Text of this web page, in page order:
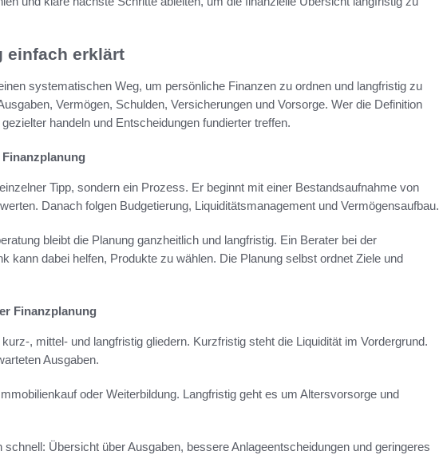
einfach erklärt
systematischen Weg, um persönliche Finanzen zu ordnen und langfristig zu
Vermögen, Schulden, Versicherungen und Vorsorge. Wer die Definition
handeln und Entscheidungen fundierter treffen.
Tipp, sondern ein Prozess. Er beginnt mit einer Bestandsaufnahme von
Danach folgen Budgetierung, Liquiditätsmanagement und Vermögensaufbau.
bleibt die Planung ganzheitlich und langfristig. Ein Berater bei der
kann dabei helfen, Produkte zu wählen. Die Planung selbst ordnet Ziele und
Finanzplanung
, mittel- und langfristig gliedern. Kurzfristig steht die Liquidität im Vordergrund.
Ausgaben.
oder Weiterbildung. Langfristig geht es um Altersvorsorge und
Übersicht über Ausgaben, bessere Anlageentscheidungen und geringeres